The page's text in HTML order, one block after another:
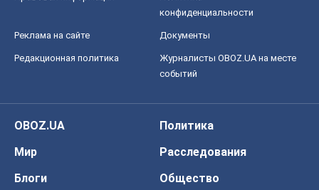
конфиденциальности
Реклама на сайте Документы
Редакционная политика
Журналисты OBOZ.UA на месте
событий
OBOZ.UA
Политика
Мир
Расследования
Блоги
Общество